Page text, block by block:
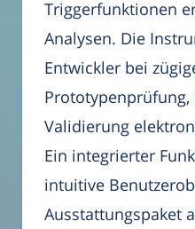
Triggerfunktionen
Analysen. Die
Entwickler bei
Validierung
Ein integrierter
intuitive
Ausstattungspaket